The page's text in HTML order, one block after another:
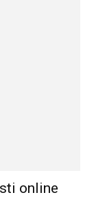
online